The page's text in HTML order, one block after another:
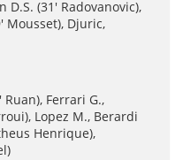
D.S. (31' Radovanovic),
Mousset), Djuric,
Ferrari G.,
Lopez M., Berardi
Henrique),